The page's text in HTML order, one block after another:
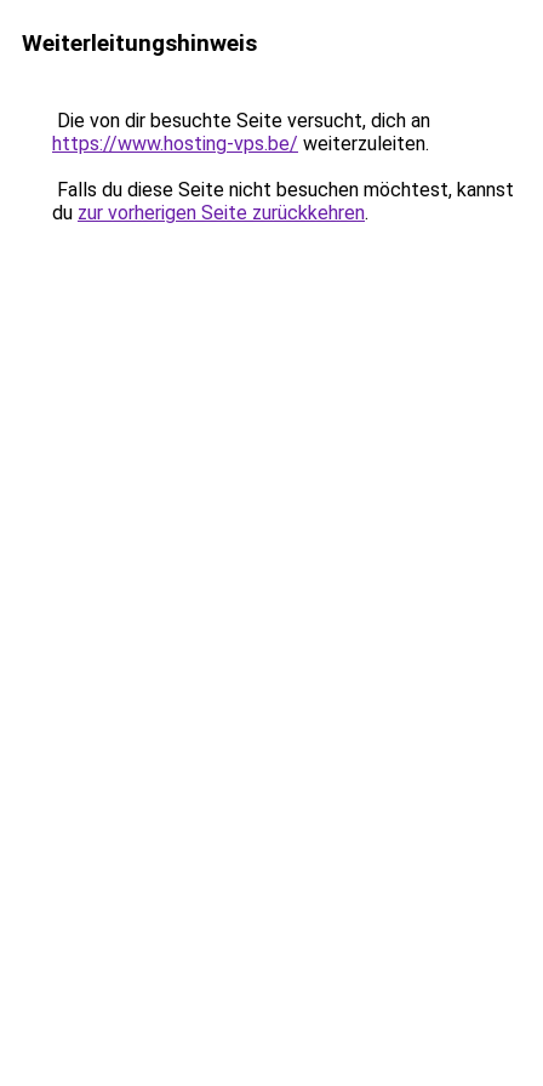
Weiterleitungshinweis
Die von dir besuchte Seite versucht, dich an
https://www.hosting-vps.be/ weiterzuleiten.
Falls du diese Seite nicht besuchen möchtest, kannst
du zur vorherigen Seite zurückkehren.